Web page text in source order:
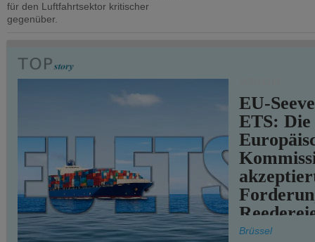
für den Luftfahrtsektor kritischer
gegenüber.
EU-
ETS: Die
teilweise.
Brüssel